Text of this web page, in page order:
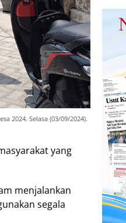
2024. Selasa (03/09/2024).
yang
menjalankan
segala